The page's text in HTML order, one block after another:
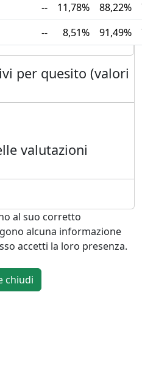
-- 11,78% 88,22%
-- 8,51% 91,49%
per quesito (valori
valutazioni
al suo corretto
alcuna informazione
accetti la loro presenza.
chiudi